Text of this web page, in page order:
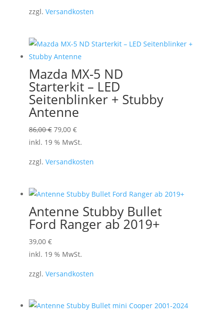
1.158,00 €999,00 €.
zzgl. Versandkosten
Mazda MX-5 ND
Starterkit – LED
Seitenblinker + Stubby
Antenne
86,00€ Ursprünglicher
Preis
86,00 €
79,00 €Aktueller
Preis
79,00 €.
inkl. 19 % MwSt.
zzgl. Versandkosten
Antenne Stubby Bullet
Ford Ranger ab 2019+
39,00 €
inkl. 19 % MwSt.
zzgl. Versandkosten